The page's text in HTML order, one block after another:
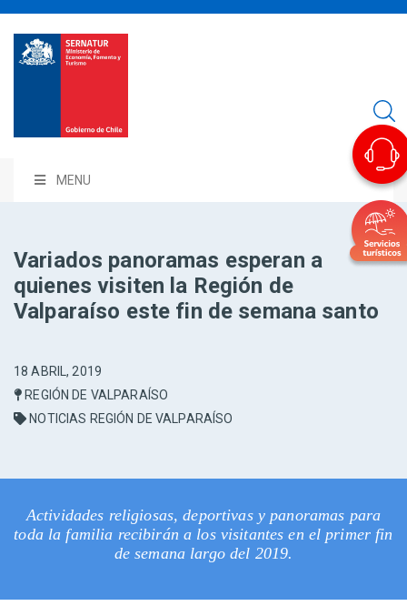
MENU
Variados panoramas esperan a
quienes visiten la Región de
Valparaíso este fin de semana santo
18 ABRIL, 2019
REGIÓN DE VALPARAÍSO
NOTICIAS REGIÓN DE VALPARAÍSO
Actividades religiosas, deportivas y panoramas para
toda la familia recibirán a los visitantes en el primer fin
de semana largo del 2019.